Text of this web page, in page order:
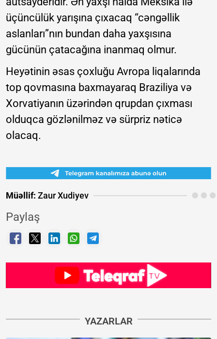
üçüncülük yarışına çıxacaq “cəngəllik
aslanları”nın bundan daha yaxşısına
gücünün çatacağına inanmaq olmur.
Heyətinin əsas çoxluğu Avropa liqalarında
top qovmasına baxmayaraq Braziliya və
Xorvatiyanın üzərindən qrupdan çıxması
olduqca gözlənilməz və sürpriz nəticə
olacaq.
Müəllif: Zaur Xudiyev
Paylaş
YAZARLAR